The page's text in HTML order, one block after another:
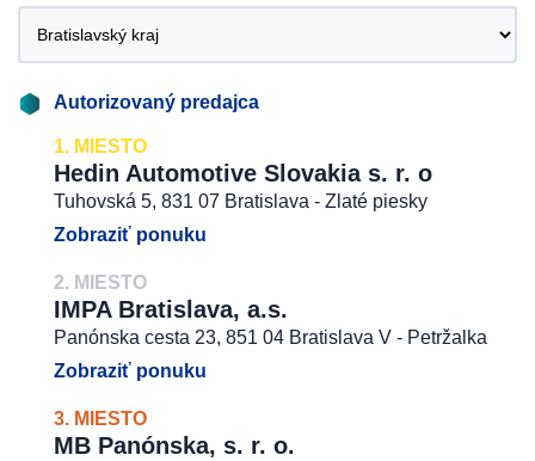
Autorizovaný predajca
1. MIESTO
Hedin Automotive Slovakia s. r. o
Tuhovská 5, 831 07 Bratislava - Zlaté piesky
Zobraziť ponuku
2. MIESTO
IMPA Bratislava, a.s.
Panónska cesta 23, 851 04 Bratislava V - Petržalka
Zobraziť ponuku
3. MIESTO
MB Panónska, s. r. o.